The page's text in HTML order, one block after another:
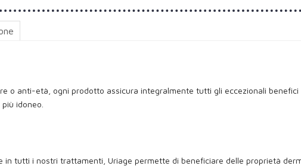
o anti-età, ogni prodotto assicura integralmente tutti gli eccezionali benefici
idoneo.
tutti i nostri trattamenti, Uriage permette di beneficiare delle proprietà